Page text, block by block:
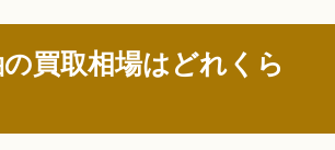
買取相場はどれくら